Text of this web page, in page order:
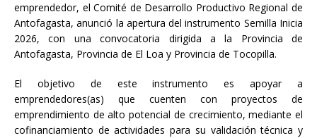
emprendedor, el Comité de Desarrollo Productivo Regional de
Antofagasta, anunció la apertura del instrumento Semilla Inicia
2026, con una convocatoria dirigida a la Provincia de
Antofagasta, Provincia de El Loa y Provincia de Tocopilla.
El objetivo de este instrumento es apoyar a
emprendedores(as) que cuenten con proyectos de
emprendimiento de alto potencial de crecimiento, mediante el
cofinanciamiento de actividades para su validación técnica y